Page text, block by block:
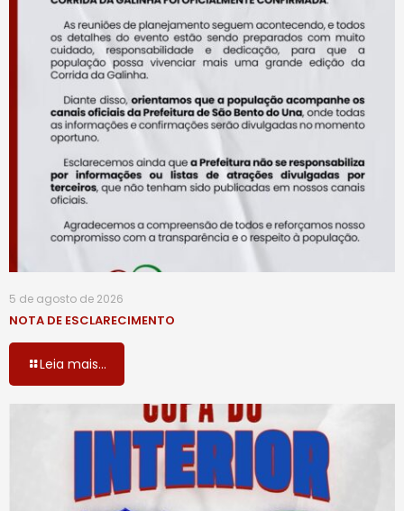
5 de agosto de 2026
NOTA DE ESCLARECIMENTO
Leia mais...